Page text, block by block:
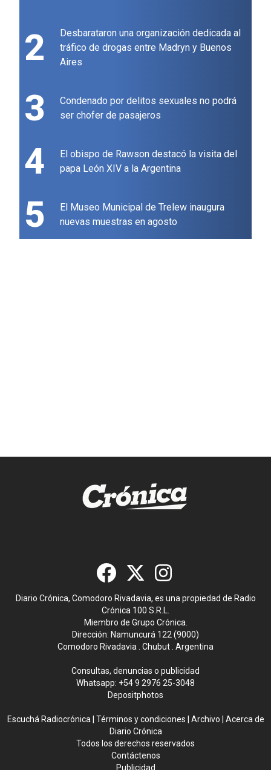
2
Desbarataron una organización dedicada al
tráfico de drogas entre Madryn y Buenos
Aires
3
Condenado por delitos sexuales no podrá
ser chofer de pasajeros
4
El obispo de Rawson destacó la visita del
papa León XIV a la Argentina
5
El Museo Municipal de Trelew inaugura
nuevas muestras en agosto
Diario Crónica, Comodoro Rivadavia, es una propiedad de Radio
Crónica 100 S.R.L.
Miembro de Grupo Crónica.
Dirección: Namuncurá 122 (9000)
Comodoro Rivadavia . Chubut . Argentina
Consultas, denuncias o publicidad
Whatsapp: +54 9 2976 25-3048
Depositphotos
Escuchá Radiocrónica Términos y condiciones Archivo
Acerca de
Diario Crónica
Todos los derechos reservados
Contáctenos
Publicidad